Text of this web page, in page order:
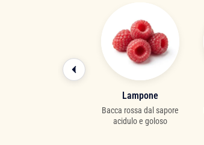
Lampone
Bacca rossa dal sapore
acidulo e goloso